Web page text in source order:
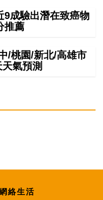
9成驗出潛在致癌物
推薦
/桃園/新北/高雄市
氣預測
絡生活